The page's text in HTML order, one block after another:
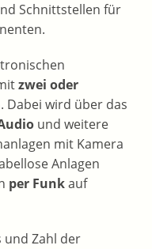
Schnittstellen für
zwei oder
Dabei wird über das
und weitere
mit Kamera
Anlagen
per Funkauf
und Zahl der